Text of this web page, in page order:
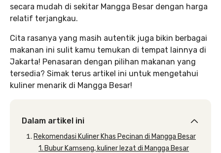
secara mudah di sekitar Mangga Besar dengan harga
relatif terjangkau.
Cita rasanya yang masih autentik juga bikin berbagai
makanan ini sulit kamu temukan di tempat lainnya di
Jakarta! Penasaran dengan pilihan makanan yang
tersedia? Simak terus artikel ini untuk mengetahui
kuliner menarik di Mangga Besar!
Dalam artikel ini
Rekomendasi Kuliner Khas Pecinan di Mangga Besar
1. Bubur Kamseng, kuliner lezat di Mangga Besar